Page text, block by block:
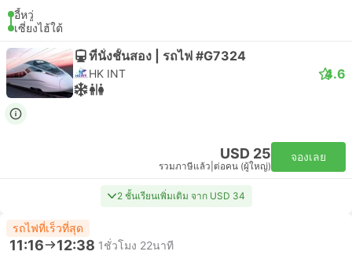
อี้หวู่
เซี่ยงไฮ้ใต้
ที่นั่งชั้นสอง | รถไฟ #G7324
HK INT 4.6
USD 25
รวมภาษีแล้ว ต่อคน (ผู้ใหญ่)
จองเลย
2 ชั้นเรียนเพิ่มเติม จาก USD 34
รถไฟที่เร็วที่สุด
11:16 12:38 1ชั่วโมง 22นาที